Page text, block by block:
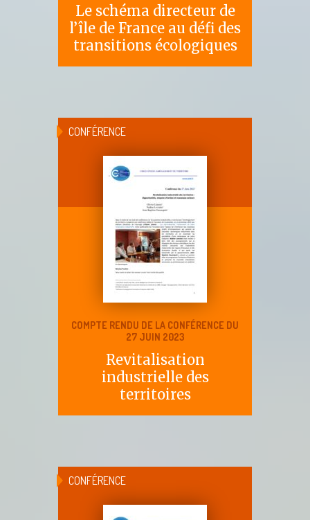
Le schéma directeur de
l’île de France au défi des
transitions écologiques
CONFÉRENCE
COMPTE RENDU DE LA CONFÉRENCE DU
27 JUIN 2023
Revitalisation
industrielle des
territoires
CONFÉRENCE